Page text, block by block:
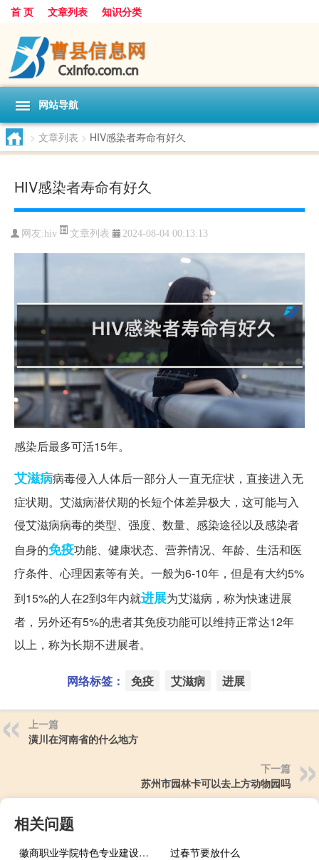
首 页 文章列表 知识分类
网站导航
> 文章列表 > HIV感染者寿命有好久
HIV感染者寿命有好久
网友:hiv 文章列表 2024-08-04 00:13:13
感染后最多可活15年。
艾滋病病毒侵入人体后一部分人一直无症状，直接进入无
症状期。艾滋病潜伏期的长短个体差异极大，这可能与入
侵艾滋病病毒的类型、强度、数量、感染途径以及感染者
自身的免疫功能、健康状态、营养情况、年龄、生活和医
疗条件、心理因素等有关。一般为6-10年，但是有大约5%
到15%的人在2到3年内就进展为艾滋病，称为快速进展
者，另外还有5%的患者其免疫功能可以维持正常达12年
以上，称为长期不进展者。
网络标签： 免疫 艾滋病 进展
上一篇
潢川在河南省的什么地方
下一篇
苏州市园林卡可以去上方动物园吗
相关问题
徽商职业学院特色专业建设点有哪些
过春节要放什么